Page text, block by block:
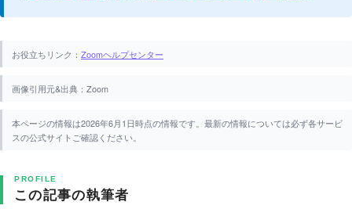
お役立ちリンク： Zoomヘルプセンター
画像引用元&出典：Zoom
本ページの情報は2026年6月1日時点の情報です。最新の情報については必ず各サービ
スの公式サイトご確認ください。
PROFILE
この記事の執筆者